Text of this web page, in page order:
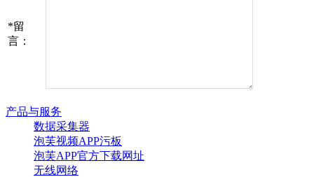
*留
言：
产品与服务
数据采集器
泡芙视频APP污板
泡芙APP官方下载网址
无线网络